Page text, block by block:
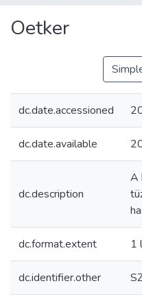
Statistics
Oetker
dc.date.accessioned
dc.date.available
dc.description
A
dc.format.extent 1
dc.identifier.other